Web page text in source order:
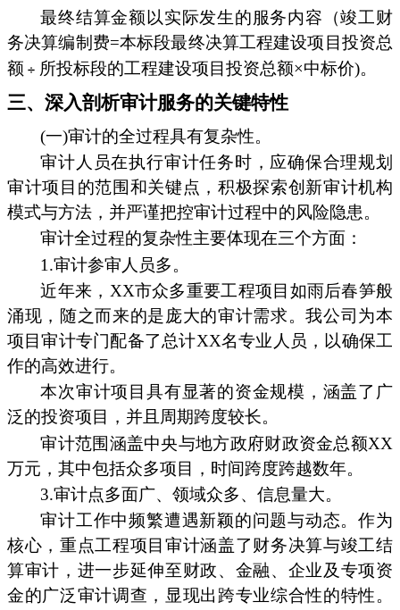
最终结算金额以实际发生的服务内容（竣工财
务决算编制费=本标段最终决算工程建设项目投资总
额
所投标段的工程建设项目投资总额×中标价)。
三、深入剖析审计服务的关键特性
(一)审计的全过程具有复杂性。
审计人员在执行审计任务时，应确保合理规划
审计项目的范围和关键点，积极探索创新审计机构
模式与方法，并严谨把控审计过程中的风险隐患。
审计全过程的复杂性主要体现在三个方面：
1.审计参审人员多。
近年来，XX市众多重要工程项目如雨后春笋般
涌现，随之而来的是庞大的审计需求。我公司为本
项目审计专门配备了总计XX名专业人员，以确保工
作的高效进行。
本次审计项目具有显著的资金规模，涵盖了广
泛的投资项目，并且周期跨度较长。
审计范围涵盖中央与地方政府财政资金总额XX
万元，其中包括众多项目，时间跨度跨越数年。
3.审计点多面广、领域众多、信息量大。
审计工作中频繁遭遇新颖的问题与动态。作为
核心，重点工程项目审计涵盖了财务决算与竣工结
算审计，进一步延伸至财政、金融、企业及专项资
金的广泛审计调查，显现出跨专业综合性的特性。